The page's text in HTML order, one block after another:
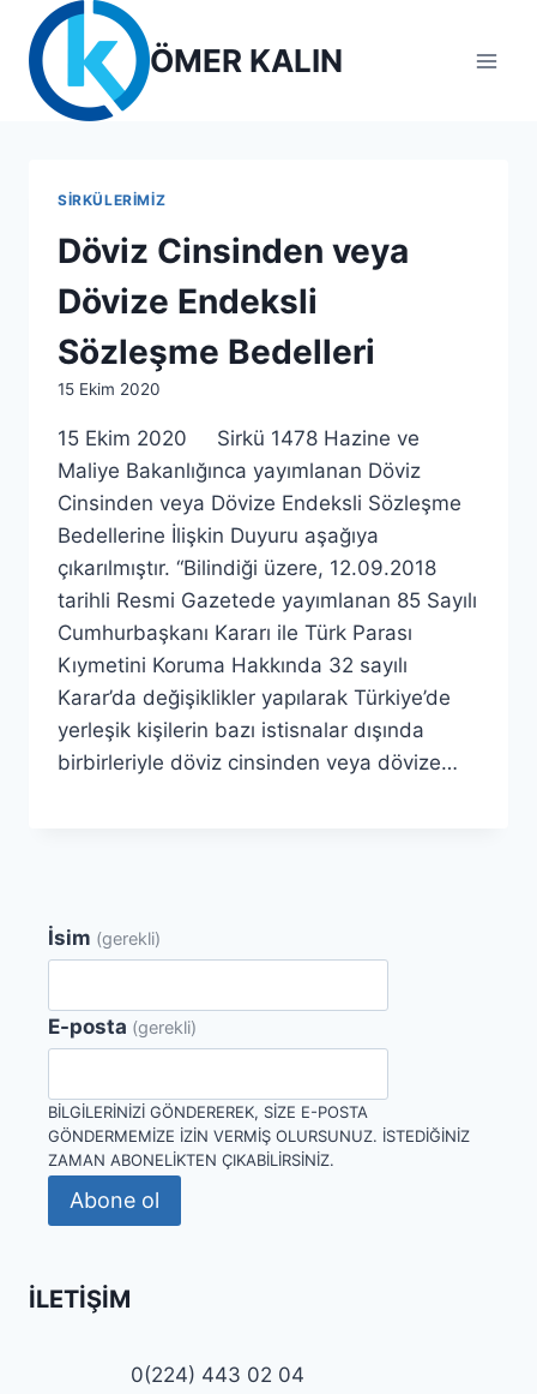
content
ÖMER KALIN
SIRKÜLERIMIZ
Döviz Cinsinden veya
Dövize Endeksli
Sözleşme Bedelleri
By
15 Ekim 2020
15 Ekim 2020 Sirkü 1478 Hazine ve
Maliye Bakanlığınca yayımlanan Döviz
Cinsinden veya Dövize Endeksli Sözleşme
Bedellerine İlişkin Duyuru aşağıya
çıkarılmıştır. “Bilindiği üzere, 12.09.2018
tarihli Resmi Gazetede yayımlanan 85 Sayılı
Cumhurbaşkanı Kararı ile Türk Parası
Kıymetini Koruma Hakkında 32 sayılı
Karar’da değişiklikler yapılarak Türkiye’de
yerleşik kişilerin bazı istisnalar dışında
birbirleriyle döviz cinsinden veya dövize…
İsim (gerekli)
E-posta (gerekli)
BILGILERINIZI GÖNDEREREK, SIZE E-POSTA
GÖNDERMEMIZE IZIN VERMIŞ OLURSUNUZ. İSTEDIĞINIZ
ZAMAN ABONELIKTEN ÇIKABILIRSINIZ.
Abone ol
İLETIŞIM
0(224) 443 02 04